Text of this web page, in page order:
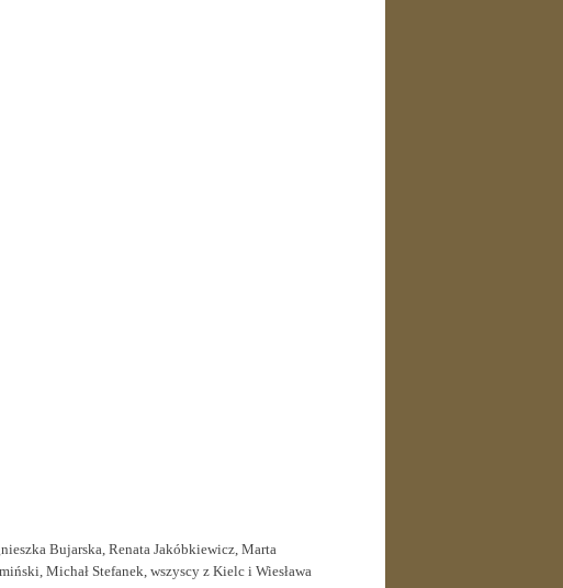
Bujarska, Renata Jakóbkiewicz, Marta
Michał Stefanek, wszyscy z Kielc i Wiesława